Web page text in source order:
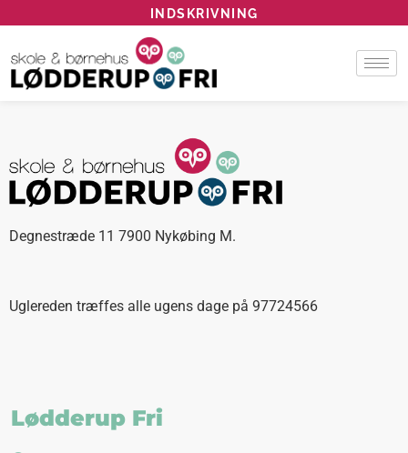
INDSKRIVNING
Degnestræde 11 7900 Nykøbing M.
Uglereden træffes alle ugens dage på 97724566
Lødderup Fri